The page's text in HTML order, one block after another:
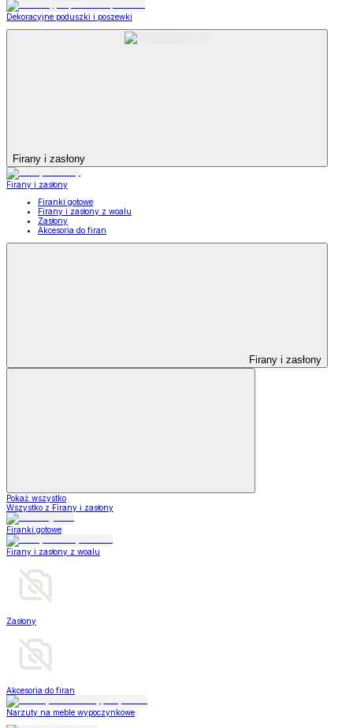
Dekoracyjne poduszki i poszewki
Firany i zasłony
Firany i zasłony
Firanki gotowe
Firany i zasłony z woalu
Zasłony
Akcesoria do firan
Firany i zasłony
Pokaż wszystko
Wszystko z Firany i zasłony
Firanki gotowe
Firany i zasłony z woalu
Zasłony
Akcesoria do firan
Narzuty na meble wypoczynkowe